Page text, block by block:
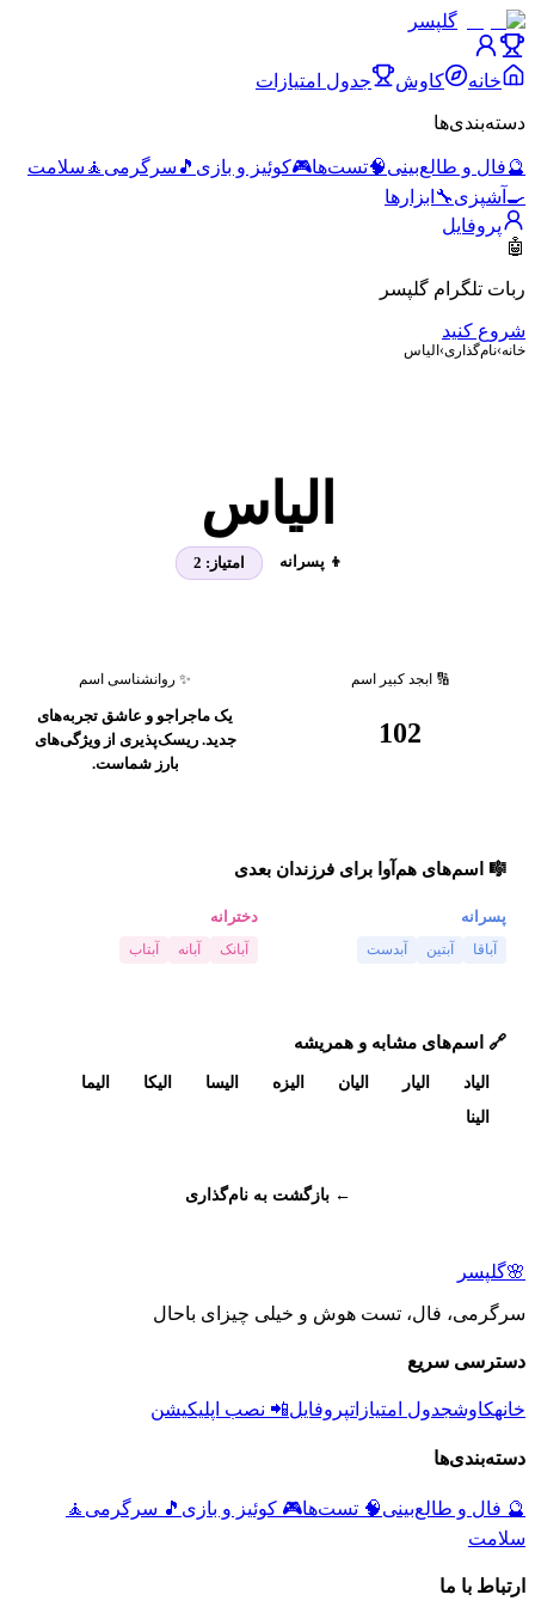
گلپسر
خانه کاوش جدول امتیازات
دسته‌بندی‌ها
🔮فال و طالع‌بینی🧠تست‌ها🎮کوئیز و بازی 🎵 سرگرمی 🧘 سلامت
🍳 آشپزی🔧 ابزارها
پروفایل
🤖
ربات تلگرام گلپسر
شروع کنید
خانه›نام‌گذاری› الیاس
الیاس
👦 پسرانه امتیاز: 2
🔢 ابجد کبیر اسم
102
✨ روانشناسی اسم
یک ماجراجو و عاشق تجربه‌های
جدید. ریسک‌پذیری از ویژگی‌های
بارز شماست.
🎼 اسم‌های هم‌آوا برای فرزندان بعدی
پسرانه
آباقا آبتین آبدست
دخترانه
آبانک آبانه آبتاب
🔗 اسم‌های مشابه و همریشه
الیاد الیار الیان الیزه الیسا الیکا
الیما
الینا
← بازگشت به نام‌گذاری
🌸گلپسر
سرگرمی، فال، تست هوش و خیلی چیزای باحال
دسترسی سریع
خانهکاوشجدول امتیازاتپروفایل📲 نصب اپلیکیشن
دسته‌بندی‌ها
🔮 فال و طالع‌بینی🧠 تست‌ها🎮 کوئیز و بازی 🎵 سرگرمی 🧘
سلامت
ارتباط با ما